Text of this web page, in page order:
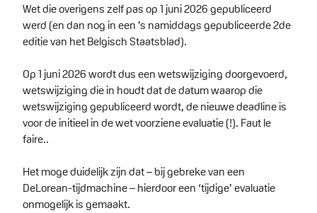
Wet die overigens zelf pas op 1 juni 2026 gepubliceerd
werd (en dan nog in een ’s namiddags gepubliceerde 2de
editie van het Belgisch Staatsblad).
Op 1 juni 2026 wordt dus een wetswijziging doorgevoerd,
wetswijziging die in houdt dat de datum waarop die
wetswijziging gepubliceerd wordt, de nieuwe deadline is
voor de initieel in de wet voorziene evaluatie (!). Faut le
faire..
Het moge duidelijk zijn dat – bij gebreke van een
DeLorean-tijdmachine – hierdoor een ‘tijdige’ evaluatie
onmogelijk is gemaakt.